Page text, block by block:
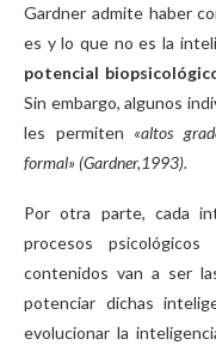
Gardner admite haber
es y lo que no es la
potencial
Sin embargo, algunos
les permiten «altos
formal» (Gardner,1993).
Por otra parte, cada
procesos
contenidos van a ser
potenciar dichas
evolucionar la